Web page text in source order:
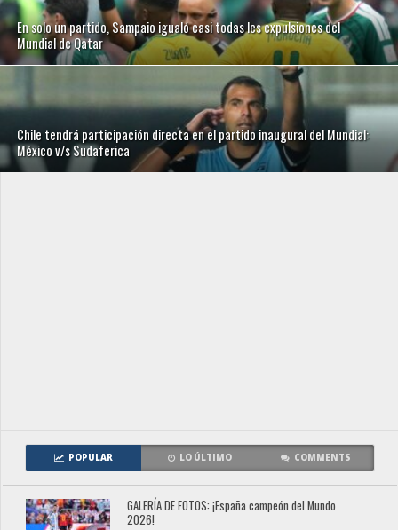
En solo un partido, Sampaio igualó casi todas les expulsiones del
Mundial de Qatar
Chile tendrá participación directa en el partido inaugural del Mundial:
México v/s Sudaferica
POPULAR LO ÚLTIMO COMMENTS
GALERÍA DE FOTOS: ¡España campeón del Mundo
2026!